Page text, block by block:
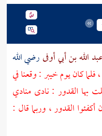
الله بن أبي أوفىرضي الله
، فلما كان يومخيبر: وقعنا في
بها القدور : نادى منادي
القدور ، وربما قال :